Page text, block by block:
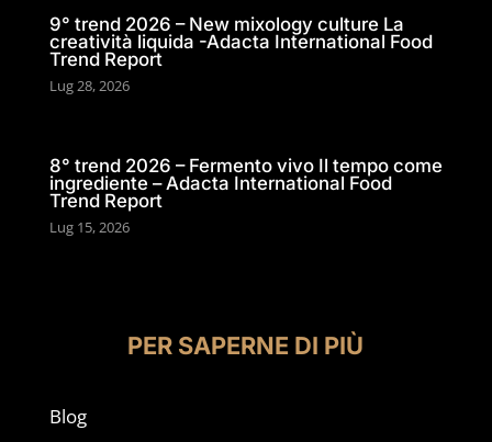
9° trend 2026 – New mixology culture La
creatività liquida -Adacta International Food
Trend Report
Lug 28, 2026
8° trend 2026 – Fermento vivo Il tempo come
ingrediente – Adacta International Food
Trend Report
Lug 15, 2026
PER SAPERNE DI PIÙ
Blog